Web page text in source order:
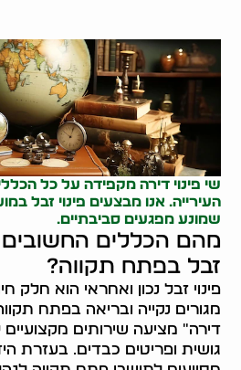
שי פינוי דירה מקפידה על כל
העירייה. אנו מבצעים פינוי זבל
שמונע מפגעים סביבתיים.
מהם הכללים החשובים
זבל בפתח תקווה?
פינוי זבל נכון ואחראי הוא חלק
מגורים נקייה ובריאה בפתח
דירה" מציעה שירותים מקצועיים
גושית ופריטים כבדים. בעזרת